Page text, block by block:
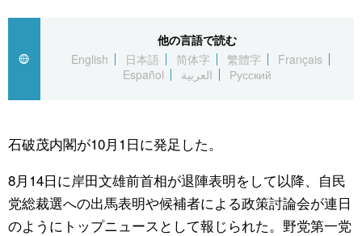
他の言語で読む
English
日本語 简体字 繁體字
Français
Español
العربية Русский
石破茂内閣が10月1日に発足した。
8月14日に岸田文雄前首相が退陣表明をして以降、自民
党総裁選への出馬表明や候補者による政策討論会が連日
のようにトップニュースとして報じられた。野党第一党